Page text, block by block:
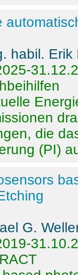
habil. Erik
die
(PI)
G.